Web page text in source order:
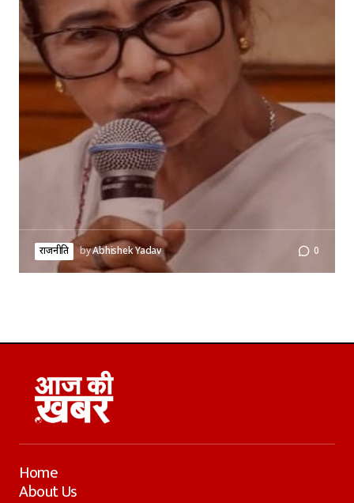
राजनीति byAbhishek Yadav 0
Home
About Us